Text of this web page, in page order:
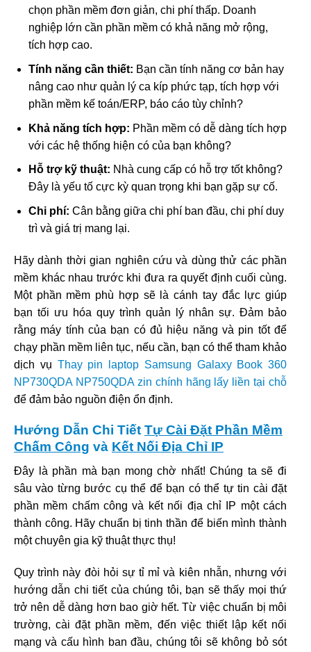
chọn phần mềm đơn giản, chi phí thấp. Doanh
nghiệp lớn cần phần mềm có khả năng mở rộng,
tích hợp cao.
Tính năng cần thiết: Bạn cần tính năng cơ bản hay
nâng cao như quản lý ca kíp phức tạp, tích hợp với
phần mềm kế toán/ERP, báo cáo tùy chỉnh?
Khả năng tích hợp: Phần mềm có dễ dàng tích hợp
với các hệ thống hiện có của bạn không?
Hỗ trợ kỹ thuật: Nhà cung cấp có hỗ trợ tốt không?
Đây là yếu tố cực kỳ quan trọng khi bạn gặp sự cố.
Chi phí: Cân bằng giữa chi phí ban đầu, chi phí duy
trì và giá trị mang lại.
Hãy dành thời gian nghiên cứu và dùng thử các phần
mềm khác nhau trước khi đưa ra quyết định cuối cùng.
Một phần mềm phù hợp sẽ là cánh tay đắc lực giúp
bạn tối ưu hóa quy trình quản lý nhân sự. Đảm bảo
rằng máy tính của bạn có đủ hiệu năng và pin tốt để
chạy phần mềm liên tục, nếu cần, bạn có thể tham khảo
dịch vụ Thay pin laptop Samsung Galaxy Book 360
NP730QDA NP750QDA zin chính hãng lấy liền tại chỗ
để đảm bảo nguồn điện ổn định.
Hướng Dẫn Chi Tiết Tự Cài Đặt Phần Mềm
Chấm Công và Kết Nối Địa Chỉ IP
Đây là phần mà bạn mong chờ nhất! Chúng ta sẽ đi
sâu vào từng bước cụ thể để bạn có thể tự tin cài đặt
phần mềm chấm công và kết nối địa chỉ IP một cách
thành công. Hãy chuẩn bị tinh thần để biến mình thành
một chuyên gia kỹ thuật thực thụ!
Quy trình này đòi hỏi sự tỉ mỉ và kiên nhẫn, nhưng với
hướng dẫn chi tiết của chúng tôi, bạn sẽ thấy mọi thứ
trở nên dễ dàng hơn bao giờ hết. Từ việc chuẩn bị môi
trường, cài đặt phần mềm, đến việc thiết lập kết nối
mạng và cấu hình ban đầu, chúng tôi sẽ không bỏ sót